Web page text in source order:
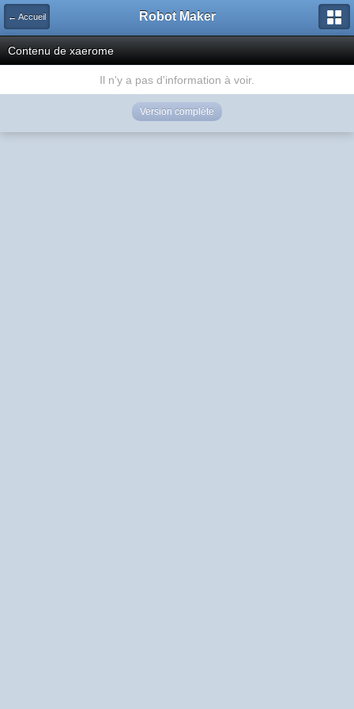
← Accueil Robot Maker
Contenu de xaerome
Il n'y a pas d'information à voir.
Version complète